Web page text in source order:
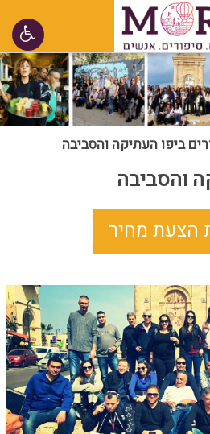
ביפו העתיקה והסביבה
והסביבה
הצעת מחיר